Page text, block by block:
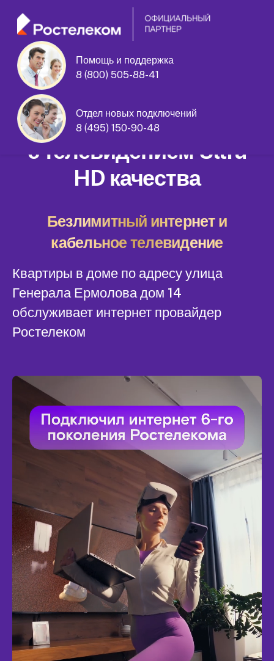
Помощь и поддержка
8 (800) 505-88-41
Отдел новых подключений
8 (495) 150-90-48
улица Генерала Ермолова дом 14
Домашний интернет
с телевидением Ultra
HD качества
Безлимитный интернет и
кабельное телевидение
Квартиры в доме по адресу улица
Генерала Ермолова дом 14
обслуживает интернет провайдер
Ростелеком